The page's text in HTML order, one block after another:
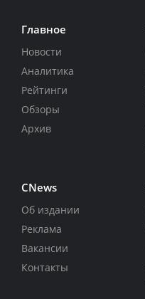
Главное
Новости
Аналитика
Рейтинги
Обзоры
Архив
CNews
Об издании
Реклама
Вакансии
Контакты